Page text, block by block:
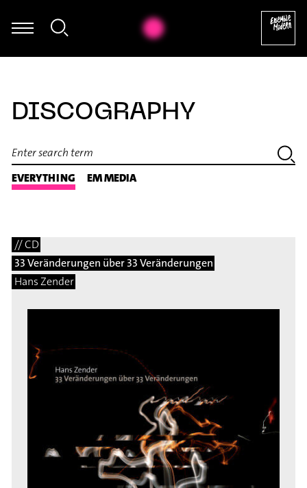
Giorgos Panagiotidis - Improvisation
DISCOGRAPHY
EVERYTHING EM MEDIA
// CD
33 Veränderungen über 33 Veränderungen
Hans Zender